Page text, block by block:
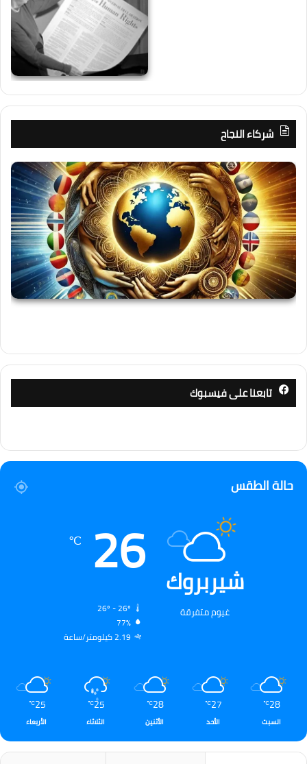
شركاء النجاح
تابعنا على فيسبوك
حالة الطقس
شيربروك
غيوم متفرقة
26
℃
77%
2.19 كيلومتر/ساعة
28
℃
السبت
27
℃
الأحد
28
℃
الأثنين
25
℃
الثلاثاء
25
℃
الأربعاء